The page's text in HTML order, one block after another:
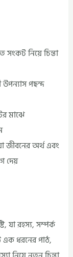
নিয়ে চিন্তা
পছন্দ
মাঝে
জীবনের অর্থ এবং
দেয়
যা রহস্য, সম্পর্ক
এক ধরনের পাঠ,